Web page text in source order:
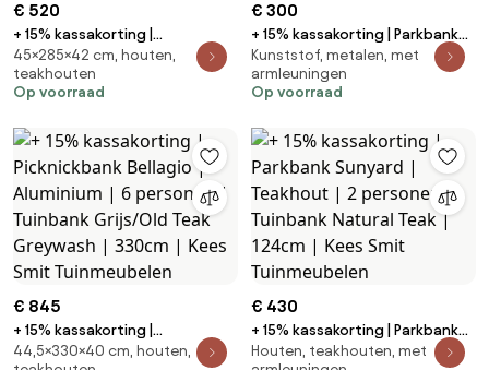
€ 520
+ 15% kassakorting |
Picknickbank ROUGH | Teakhout
| 3 personen | Tuinbank Old Teak
Greywash | 285cm | Kees Smit
45×285×42 cm, houten,
teakhouten
Op voorraad
€ 300
+ 15% kassakorting | Parkbank
Bellagio | Aluminium/Polywood |
2 personen | Tuinbank Grijs |
128cm | Kees Smit Tuinmeubelen
Kunststof, metalen, met
armleuningen
Op voorraad
€ 845
+ 15% kassakorting |
Picknickbank Bellagio |
44,5×330×40 cm, houten,
€ 430
+ 15% kassakorting | Parkbank
Sunyard | Teakhout | 2 personen
Houten, teakhouten, met